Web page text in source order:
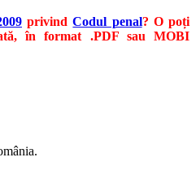
privindCodul penal? O poți
în format .PDF sau MOBI